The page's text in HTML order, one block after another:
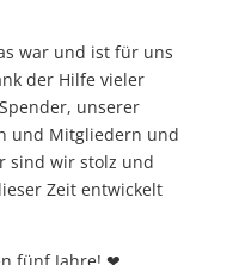
war und ist für uns
der Hilfe vieler
unserer
und Mitgliedern und
sind wir stolz und
Zeit entwickelt